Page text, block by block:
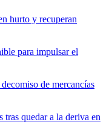
hurto y recuperan
para impulsar el
de mercancías
tras quedar a la deriva en